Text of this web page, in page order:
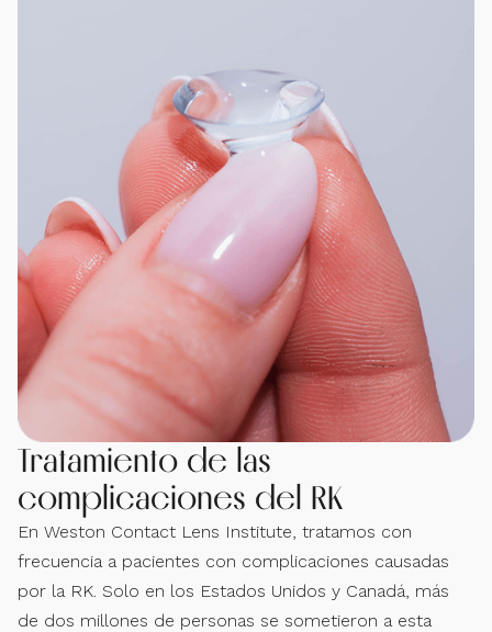
Tratamiento de las
complicaciones del RK
En Weston Contact Lens Institute, tratamos con
frecuencia a pacientes con complicaciones causadas
por la RK. Solo en los Estados Unidos y Canadá, más
de dos millones de personas se sometieron a esta